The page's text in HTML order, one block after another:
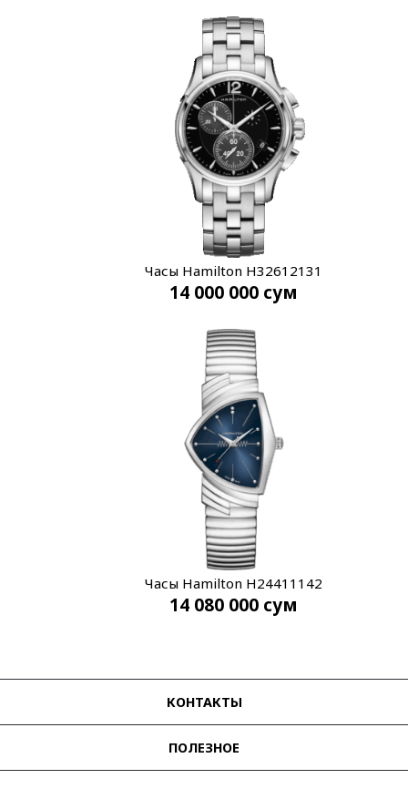
Часы Hamilton H32612131
14 000 000 сум
Часы Hamilton H24411142
14 080 000 сум
КОНТАКТЫ
ПОЛЕЗНОЕ